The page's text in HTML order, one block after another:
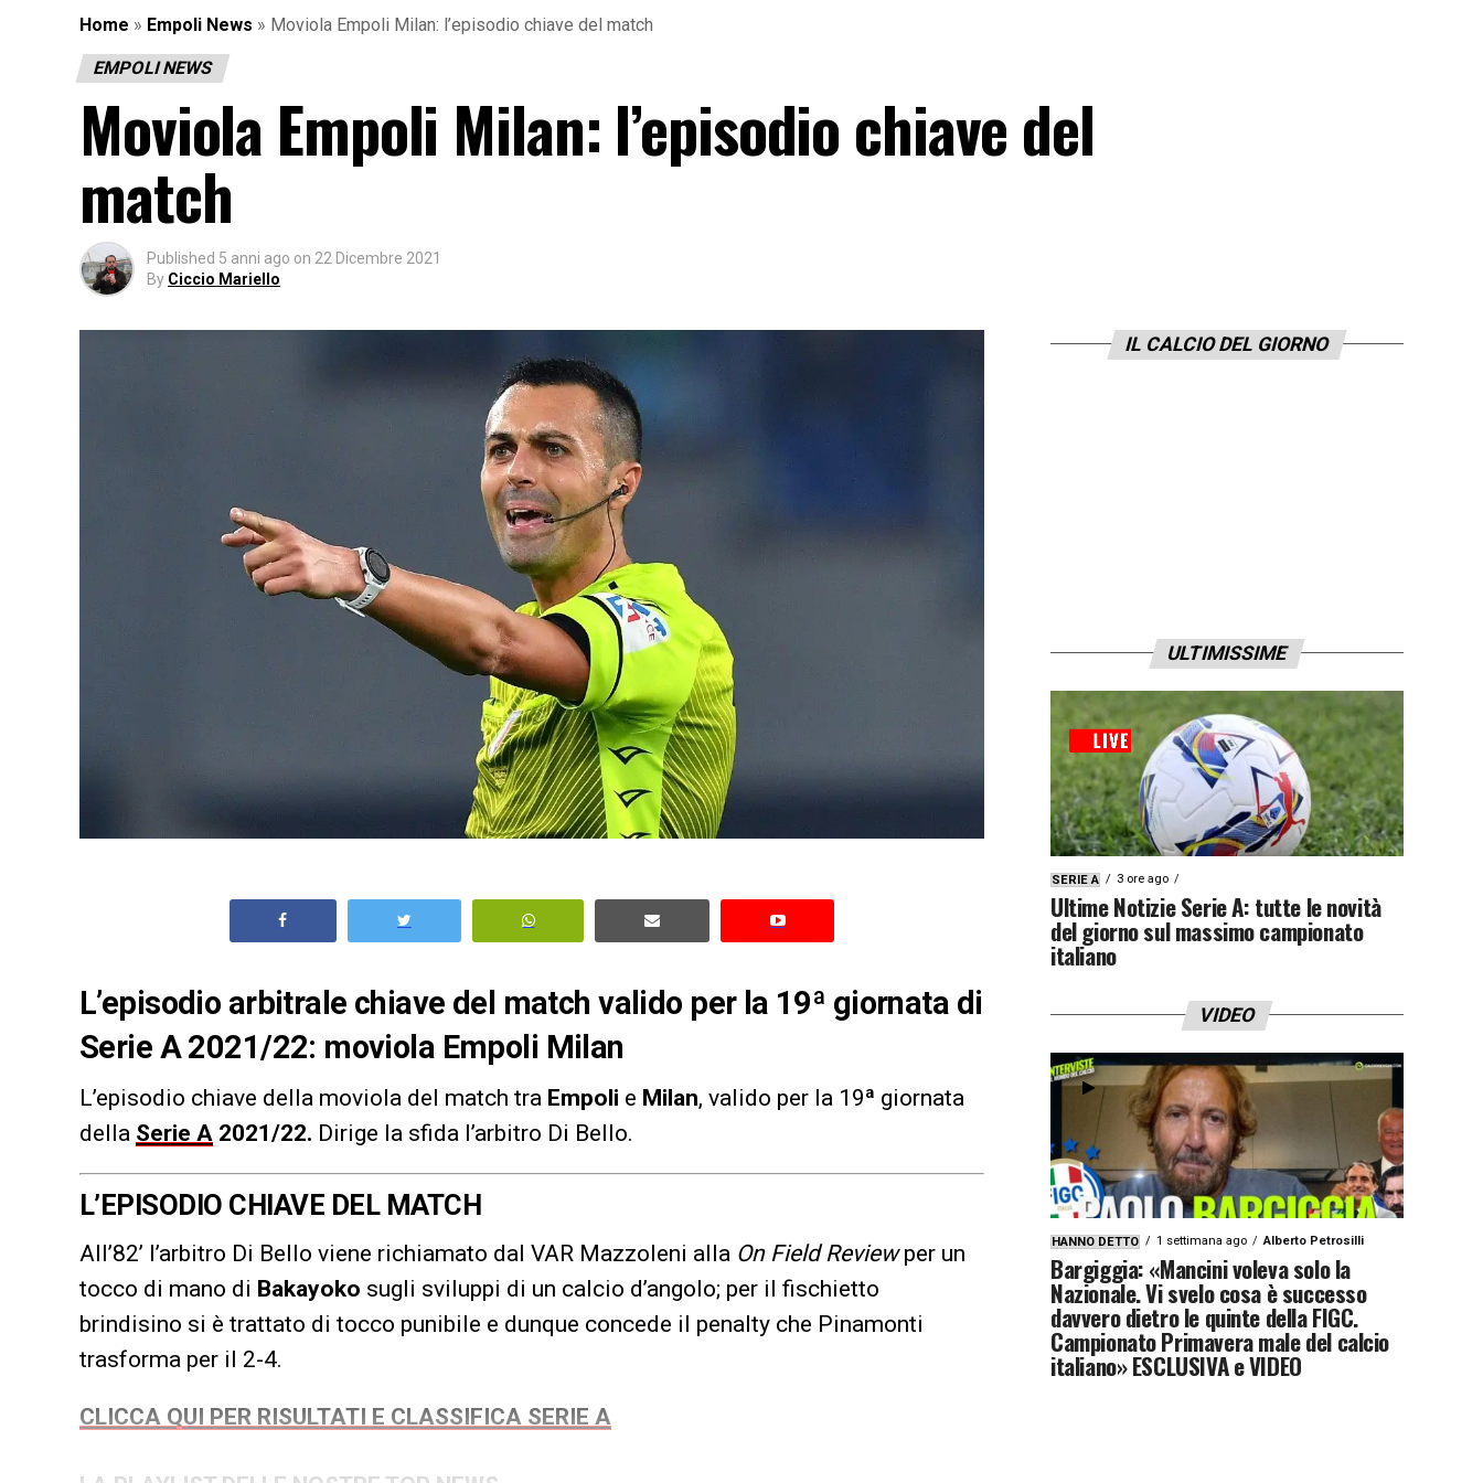
Home » Empoli News » Moviola Empoli Milan: l’episodio chiave del match
EMPOLI NEWS
Moviola Empoli Milan: l’episodio chiave del
match
Published 5 anni ago on 22 Dicembre 2021
By Ciccio Mariello
L’episodio arbitrale chiave del match valido per la 19ª giornata di
Serie A 2021/22: moviola Empoli Milan
L’episodio chiave della moviola del match tra Empoli e Milan, valido per la 19ª giornata
della Serie A 2021/22. Dirige la sfida l’arbitro Di Bello.
L’EPISODIO CHIAVE DEL MATCH
All’82’ l’arbitro Di Bello viene richiamato dal VAR Mazzoleni alla On Field Reviewper un
tocco di mano di Bakayoko sugli sviluppi di un calcio d’angolo; per il fischietto
brindisino si è trattato di tocco punibile e dunque concede il penalty che Pinamonti
trasforma per il 2-4.
CLICCA QUI PER RISULTATI E CLASSIFICA SERIE A
IL CALCIO DEL GIORNO
ULTIMISSIME
SERIE A 3 ore ago
Ultime Notizie Serie A: tutte le novità
del giorno sul massimo campionato
italiano
VIDEO
HANNO DETTO 1 settimana ago Alberto Petrosilli
Bargiggia: «Mancini voleva solo la
Nazionale. Vi svelo cosa è successo
davvero dietro le quinte della FIGC.
Campionato Primavera male del calcio
italiano» ESCLUSIVA e VIDEO